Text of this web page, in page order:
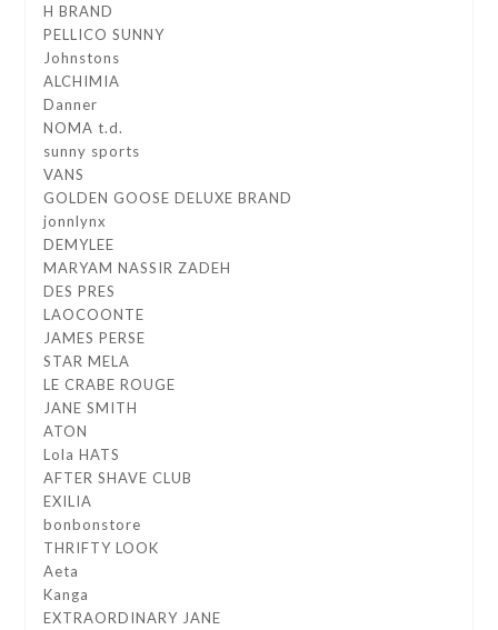
H BRAND
PELLICO SUNNY
Johnstons
ALCHIMIA
Danner
NOMA t.d.
sunny sports
VANS
GOLDEN GOOSE DELUXE BRAND
jonnlynx
DEMYLEE
MARYAM NASSIR ZADEH
DES PRES
LAOCOONTE
JAMES PERSE
STAR MELA
LE CRABE ROUGE
JANE SMITH
ATON
Lola HATS
AFTER SHAVE CLUB
EXILIA
bonbonstore
THRIFTY LOOK
Aeta
Kanga
EXTRAORDINARY JANE